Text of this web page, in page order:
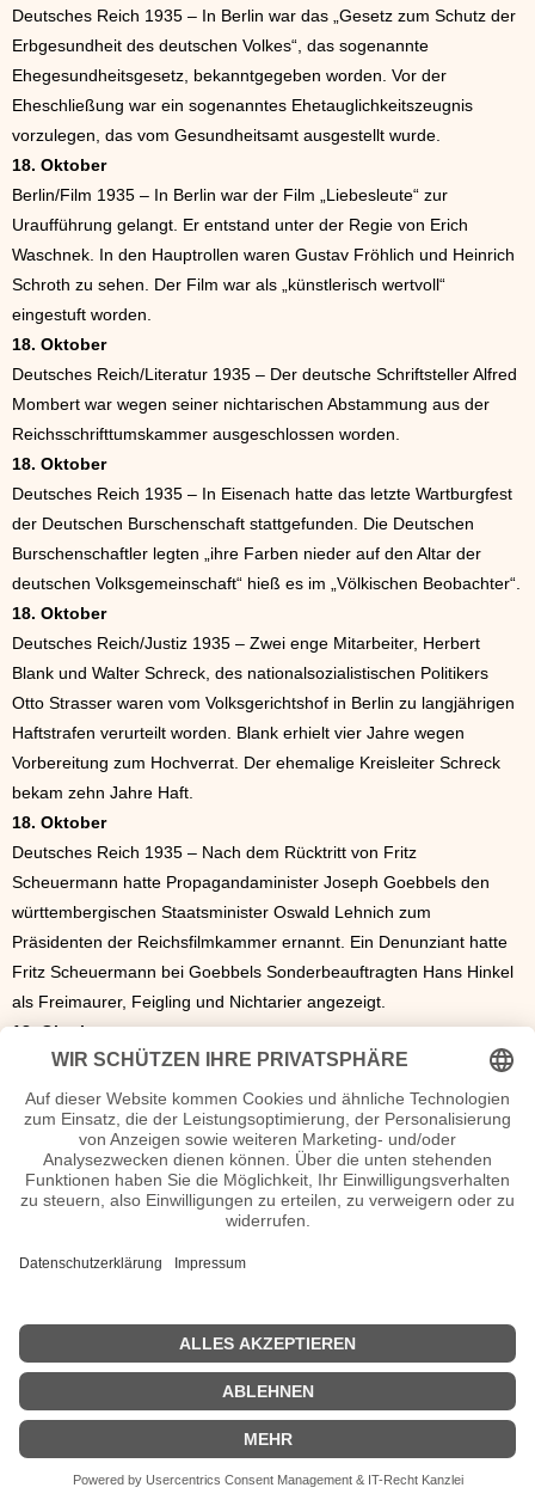
Deutsches Reich 1935 – In Berlin war das „Gesetz zum Schutz der
Erbgesundheit des deutschen Volkes“, das sogenannte
Ehegesundheitsgesetz, bekanntgegeben worden. Vor der
Eheschließung war ein sogenanntes Ehetauglichkeitszeugnis
vorzulegen, das vom Gesundheitsamt ausgestellt wurde.
18. Oktober
Berlin/Film 1935 – In Berlin war der Film „Liebesleute“ zur
Uraufführung gelangt. Er entstand unter der Regie von Erich
Waschnek. In den Hauptrollen waren Gustav Fröhlich und Heinrich
Schroth zu sehen. Der Film war als „künstlerisch wertvoll“
eingestuft worden.
18. Oktober
Deutsches Reich/Literatur 1935 – Der deutsche Schriftsteller Alfred
Mombert war wegen seiner nichtarischen Abstammung aus der
Reichsschrifttumskammer ausgeschlossen worden.
18. Oktober
Deutsches Reich 1935 – In Eisenach hatte das letzte Wartburgfest
der Deutschen Burschenschaft stattgefunden. Die Deutschen
Burschenschaftler legten „ihre Farben nieder auf den Altar der
deutschen Volksgemeinschaft“ hieß es im „Völkischen Beobachter“.
18. Oktober
Deutsches Reich/Justiz 1935 – Zwei enge Mitarbeiter, Herbert
Blank und Walter Schreck, des nationalsozialistischen Politikers
Otto Strasser waren vom Volksgerichtshof in Berlin zu langjährigen
Haftstrafen verurteilt worden. Blank erhielt vier Jahre wegen
Vorbereitung zum Hochverrat. Der ehemalige Kreisleiter Schreck
bekam zehn Jahre Haft.
18. Oktober
Deutsches Reich 1935 – Nach dem Rücktritt von Fritz
Scheuermann hatte Propagandaminister Joseph Goebbels den
württembergischen Staatsminister Oswald Lehnich zum
Präsidenten der Reichsfilmkammer ernannt. Ein Denunziant hatte
Fritz Scheuermann bei Goebbels Sonderbeauftragten Hans Hinkel
als Freimaurer, Feigling und Nichtarier angezeigt.
18. Oktober
Deutsches Reich 1935 – Die Röchling-Werke waren in den
Deutschen Roheisen-Verband aufgenommen worden.
18. Oktober
Deutsches Reich/Buchhandel 1935 – Im Rentsch Verlag, Zürich
und Leipzig, war „Der König von Rom“ von Octave Aubrys
erschienen.
Deutsches Reich/Film 1935 – In Köln war der historische Musikfilm
spielte Franz Herterich. Der Film entstand unter der Regie von
Heinz Hille. In weiteren Rollen waren Erika Dannhoff, Hans
Söhnker, Olga Tschechowa, Aribert Mog, Paul Henckels und andere
zu sehen. Bei der Biennale 1935 in Venedig war der Film für die
beste Wiedergabe einer nationalen Figur ausgezeichnet worden.
19. Oktober